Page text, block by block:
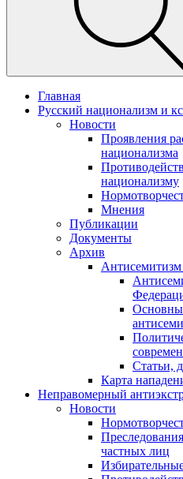
Главная
Русский национализм и
Новости
Проявления
национализма
национализму
Мнения
Публикации
Документы
Архив
Статьи,
Карта
Неправомерный
Новости
частных лиц